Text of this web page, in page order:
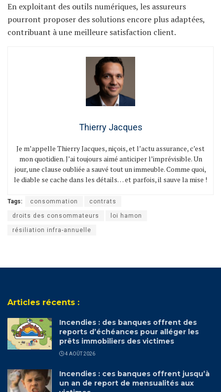
En exploitant des outils numériques, les assureurs
pourront proposer des solutions encore plus adaptées,
contribuant à une meilleure satisfaction client.
Thierry Jacques
Je m’appelle Thierry Jacques, niçois, et l’actu assurance, c’est
mon quotidien. J’ai toujours aimé anticiper l’imprévisible. Un
jour, une clause oubliée a sauvé tout un immeuble. Comme quoi,
le diable se cache dans les détails… et parfois, il sauve la mise !
Tags: consommation contrats
droits des consommateurs loi hamon
résiliation infra-annuelle
Articles récents :
Incendies : des banques offrent des
reports d’échéances pour alléger les
prêts immobiliers des victimes
4 AOÛT 2026
Incendies : ces banques offrent jusqu’à
un an de report de mensualités aux